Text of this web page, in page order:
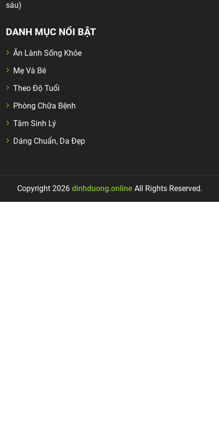
sáu)
DANH MỤC NỔI BẬT
Ăn Lành Sống Khỏe
Mẹ Và Bé
Theo Độ Tuổi
Phòng Chữa Bệnh
Tâm Sinh Lý
Dáng Chuẩn, Da Đẹp
Copyright 2026 dinhduong.online All Rights Reserved.